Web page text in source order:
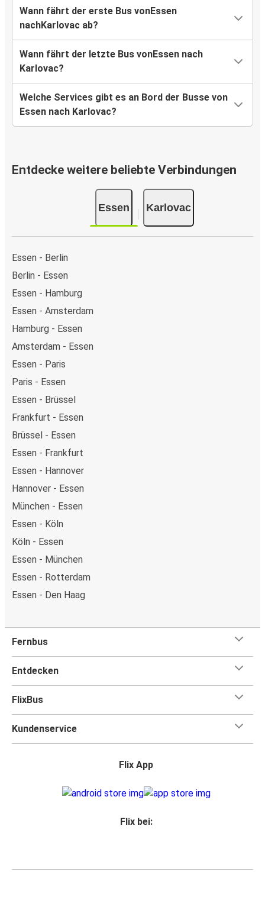
Wann fährt der erste Bus vonEssen
nachKarlovac ab?
Wann fährt der letzte Bus vonEssen nach
Karlovac?
Welche Services gibt es an Bord der Busse von
Essen nach Karlovac?
Entdecke weitere beliebte Verbindungen
Essen Karlovac
Essen - Berlin
Berlin - Essen
Essen - Hamburg
Essen - Amsterdam
Hamburg - Essen
Amsterdam - Essen
Essen - Paris
Paris - Essen
Essen - Brüssel
Frankfurt - Essen
Brüssel - Essen
Essen - Frankfurt
Essen - Hannover
Hannover - Essen
München - Essen
Essen - Köln
Köln - Essen
Essen - München
Essen - Rotterdam
Essen - Den Haag
Fernbus
Entdecken
FlixBus
Kundenservice
Flix App
Flix bei: